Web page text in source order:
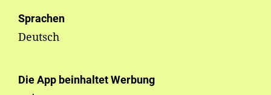
Sprachen
Deutsch
Die App beinhaltet Werbung